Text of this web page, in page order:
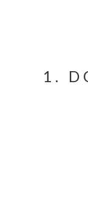
1.